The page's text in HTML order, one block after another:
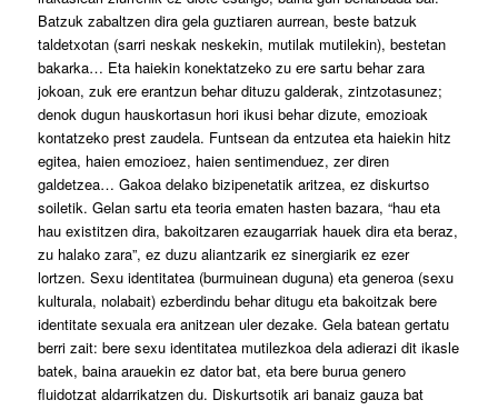
Batzuk zabaltzen dira gela guztiaren aurrean, beste batzuk
taldetxotan (sarri neskak neskekin, mutilak mutilekin), bestetan
bakarka… Eta haiekin konektatzeko zu ere sartu behar zara
jokoan, zuk ere erantzun behar dituzu galderak, zintzotasunez;
denok dugun hauskortasun hori ikusi behar dizute, emozioak
kontatzeko prest zaudela. Funtsean da entzutea eta haiekin hitz
egitea, haien emozioez, haien sentimenduez, zer diren
galdetzea… Gakoa delako bizipenetatik aritzea, ez diskurtso
soiletik. Gelan sartu eta teoria ematen hasten bazara, “hau eta
hau existitzen dira, bakoitzaren ezaugarriak hauek dira eta beraz,
zu halako zara”, ez duzu aliantzarik ez sinergiarik ez ezer
lortzen. Sexu identitatea (burmuinean duguna) eta generoa (sexu
kulturala, nolabait) ezberdindu behar ditugu eta bakoitzak bere
identitate sexuala era anitzean uler dezake. Gela batean gertatu
berri zait: bere sexu identitatea mutilezkoa dela adierazi dit ikasle
batek, baina arauekin ez dator bat, eta bere burua genero
fluidotzat aldarrikatzen du. Diskurtsotik ari banaiz gauza bat